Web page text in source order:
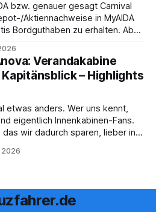
bzw. genauer gesagt Carnival
Aktiennachweise in MyAIDA
Bordguthaben zu erhalten. Ab
zu erhalten. Bereits vor
Möglichkeit gestrichen, das
Verandakabine
– Highlights
etwas anders. Wer uns kennt,
eigentlich Innenkabinen-Fans.
wir dadurch sparen, lieber in
einer unserer letzten Reisen
2026